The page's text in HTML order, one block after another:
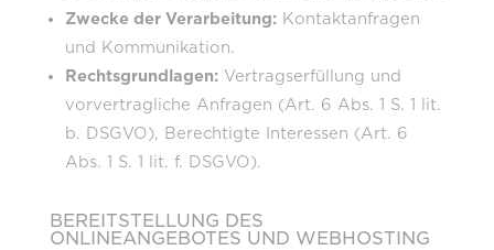
Zwecke der Verarbeitung:Kontaktanfragen
und Kommunikation.
Rechtsgrundlagen:Vertragserfüllung und
vorvertragliche Anfragen (Art. 6 Abs. 1 S. 1 lit.
b. DSGVO), Berechtigte Interessen (Art. 6
Abs. 1 S. 1 lit. f. DSGVO).
BEREITSTELLUNG DES
ONLINEANGEBOTES UND WEBHOSTING